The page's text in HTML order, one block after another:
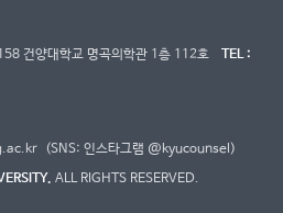
건양대학교 명곡의학관 1층 112호
TEL :
(SNS: 인스타그램 @kyucounsel)
ALL RIGHTS RESERVED.